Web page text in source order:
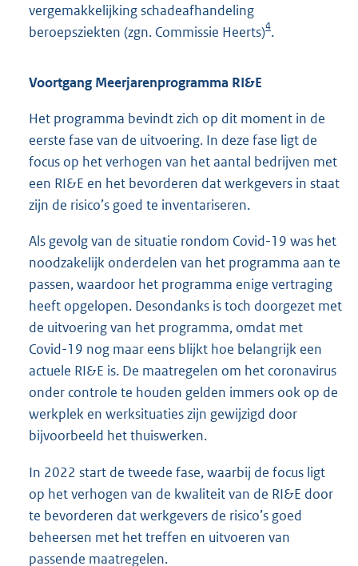
vergemakkelijking schadeafhandeling
beroepsziekten (zgn. Commissie Heerts)4.
Voortgang Meerjarenprogramma RI&E
Het programma bevindt zich op dit moment in de
eerste fase van de uitvoering. In deze fase ligt de
focus op het verhogen van het aantal bedrijven met
een RI&E en het bevorderen dat werkgevers in staat
zijn de risico’s goed te inventariseren.
Als gevolg van de situatie rondom Covid-19 was het
noodzakelijk onderdelen van het programma aan te
passen, waardoor het programma enige vertraging
heeft opgelopen. Desondanks is toch doorgezet met
de uitvoering van het programma, omdat met
Covid-19 nog maar eens blijkt hoe belangrijk een
actuele RI&E is. De maatregelen om het coronavirus
onder controle te houden gelden immers ook op de
werkplek en werksituaties zijn gewijzigd door
bijvoorbeeld het thuiswerken.
In 2022 start de tweede fase, waarbij de focus ligt
op het verhogen van de kwaliteit van de RI&E door
te bevorderen dat werkgevers de risico’s goed
beheersen met het treffen en uitvoeren van
passende maatregelen.